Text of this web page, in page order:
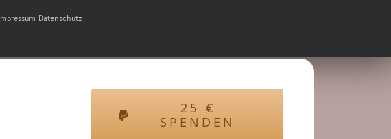
25 €
SPENDEN
Impressum Datenschutz